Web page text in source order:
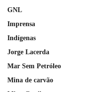
GNL
Imprensa
Indígenas
Jorge Lacerda
Mar Sem Petróleo
Mina de carvão